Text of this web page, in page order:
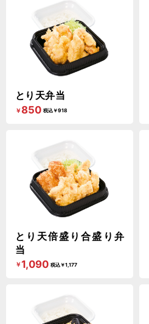
とり天弁当
￥850 税込￥918
とり天倍盛り合盛り弁
当
￥1,090 税込￥1,177